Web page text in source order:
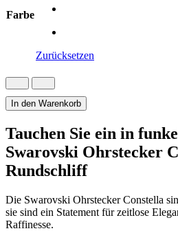
Farbe
Zurücksetzen
Swarovski
Ohrstecker
Constella
6MM
Menge
In den Warenkorb
Tauchen Sie ein in
Swarovski Ohrstecker
Rundschliff
Die Swarovski Ohrstecker Constella
sie sind ein Statement für zeitlose
Raffinesse.